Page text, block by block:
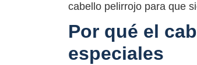
cabello pelirrojo para que
Por qué el
especiales